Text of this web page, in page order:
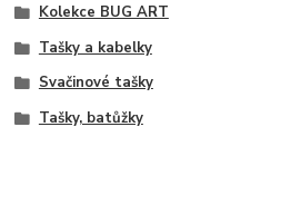
Kolekce BUG ART
Tašky a kabelky
Svačinové tašky
Tašky, batůžky